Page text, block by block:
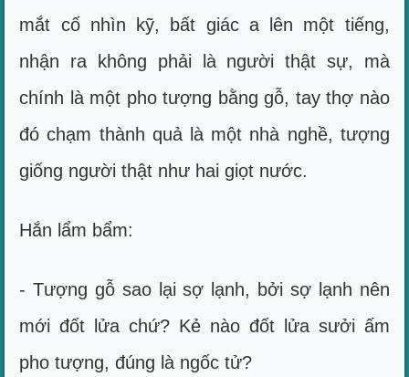
mắt cố nhìn kỹ, bất giác a lên một tiếng,
nhận ra không phải là người thật sự, mà
chính là một pho tượng bằng gỗ, tay thợ nào
đó chạm thành quả là một nhà nghề, tượng
giống người thật như hai giọt nước.
Hắn lẩm bẩm:
- Tượng gỗ sao lại sợ lạnh, bởi sợ lạnh nên
mới đốt lửa chứ? Kẻ nào đốt lửa sưởi ấm
pho tượng, đúng là ngốc tử?